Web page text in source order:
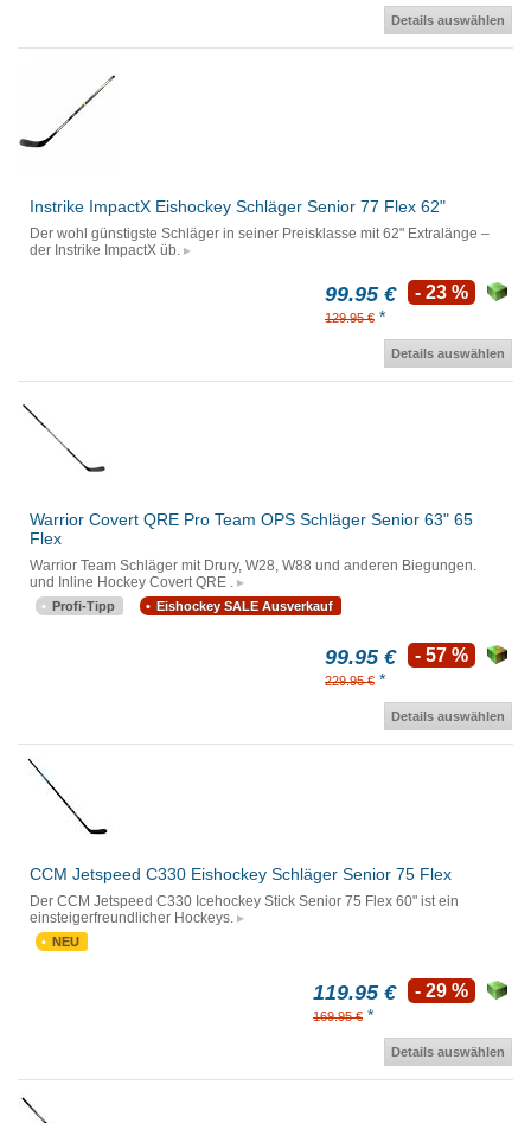
Details auswählen
Instrike ImpactX Eishockey Schläger Senior 77 Flex 62"
Der wohl günstigste Schläger in seiner Preisklasse mit 62" Extralänge –
der Instrike ImpactX üb.
99.95 €
129.95 € *
- 23 %
Details auswählen
Warrior Covert QRE Pro Team OPS Schläger Senior 63" 65
Flex
Warrior Team Schläger mit Drury, W28, W88 und anderen Biegungen.
und Inline Hockey Covert QRE .
Profi-Tipp Eishockey SALE Ausverkauf
99.95 €
229.95 € *
- 57 %
Details auswählen
CCM Jetspeed C330 Eishockey Schläger Senior 75 Flex
Der CCM Jetspeed C330 Icehockey Stick Senior 75 Flex 60" ist ein
einsteigerfreundlicher Hockeys.
NEU
119.95 €
169.95 € *
- 29 %
Details auswählen